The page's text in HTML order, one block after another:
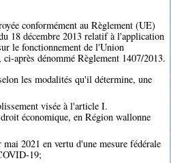
conformément au Règlement (UE)
18 décembre 2013 relatif à l'application
le fonctionnement de l'Union
après dénommé Règlement 1407/2013.
les modalités qu'il détermine, une
visée à l'article I.
économique, en Région wallonne
2021 en vertu d'une mesure fédérale
19;